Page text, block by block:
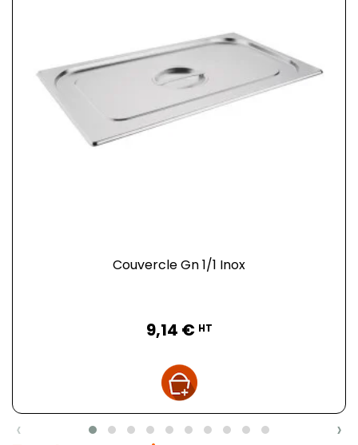
Couvercle Gn 1/1 Inox
9,14 € HT
‹ ›